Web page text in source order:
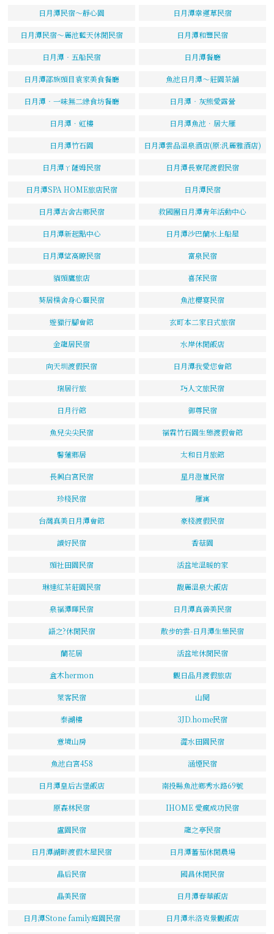
日月潭民宿～靜心園 日月潭幸運草民宿
日月潭民宿～麗池藍天休閒民宿 日月潭和豐民宿
日月潭‧五船民宿 日月潭餐廳
日月潭邵族頭目袁家美食餐廳 魚池日月潭～莊園茶舖
日月潭‧一味無二綠食坊餐廳 日月潭‧灰熊愛露營
日月潭．虹樓 日月潭魚池．居大雁
日月潭竹石園 日月潭雲品溫泉酒店(原:汎麗雅酒店)
日月潭ㄚ薩姆民宿 日月潭長寮尾渡假民宿
日月潭SPA HOME旅店民宿 日月潭民宿
日月潭古舍古鄉民宿 救國團日月潭青年活動中心
日月潭新起點中心 日月潭沙巴蘭水上船屋
日月潭望高瞭民宿 富泉民宿
貓頭鷹旅店 喜莯民宿
葵居樸舍身心靈民宿 魚池櫻宴民宿
遊獵行腳會館 玄町本二家日式旅宿
金龍居民宿 水岸休閒飯店
向天圳渡假民宿 日月潭我愛您會館
瑞居行旅 巧人文旅民宿
日月行館 御尊民宿
魚兒尖尖民宿 福霖竹石園生態渡假會館
馨蓮鄉居 太和日月旅館
長興白宮民宿 星月澄嵐民宿
珍棧民宿 雁寓
台灣真美日月潭會館 豪棧渡假民宿
讀好民宿 香菇園
頭社田園民宿 活盆地溫暖的家
琳達紅茶莊園民宿 馥麗溫泉大飯店
泉福潭暉民宿 日月潭真善美民宿
語之?休閒民宿 散步的雲-日月潭生態民宿
蘭花居 活盆地休閒民宿
盒木hermon 觀日品月渡假旅店
萊客民宿 山閱
泰湖樓 3JD.home民宿
意境山房 澀水田園民宿
魚池白宮458 涵煙民宿
日月潭皇后古堡飯店 南投縣魚池鄉秀水路69號
原森林民宿 IHOME 愛瘋成功民宿
盧園民宿 龍之亭民宿
日月潭湖畔渡假木屋民宿 日月潭蕃茄休閒農場
晶后民宿 國昌休閒民宿
晶美民宿 日月潭春華飯店
日月潭Stone family庭園民宿 日月潭米洛克景觀飯店